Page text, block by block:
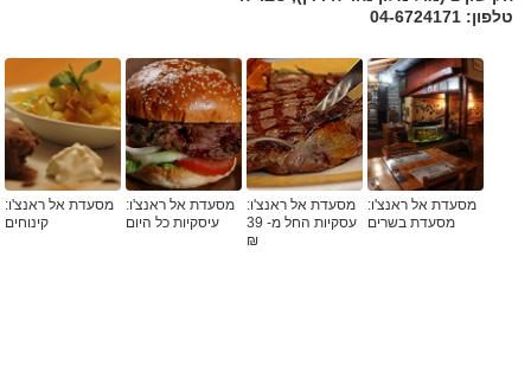
טלפון: 04-6724171
מסעדת אל ראנצ'ו:
מסעדת בשרים
מסעדת אל ראנצ'ו:
עסקיות החל מ- 39
₪
מסעדת אל ראנצ'ו:
עיסקיות כל היום
מסעדת אל ראנצ'ו:
קינוחים